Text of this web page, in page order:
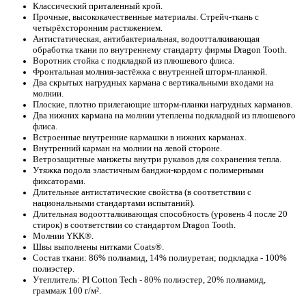
Классический приталенный крой.
Прочные, высококачественные материалы. Стрейч-ткань с
четырёхсторонним растяжением.
Антистатическая, антибактериальная, водоотталкивающая
обработка ткани по внутреннему стандарту фирмы Dragon Tooth.
Воротник стойка с подкладкой из плюшевого флиса.
Фронтальная молния-застёжка с внутренней шторм-планкой.
Два скрытых нагрудных кармана с вертикальными входами на
молнии.
Плоские, плотно прилегающие шторм-планки нагрудных карманов.
Два нижних кармана на молнии утеплены подкладкой из плюшевого
флиса.
Встроенные внутренние кармашки в нижних карманах.
Внутренний карман на молнии на левой стороне.
Ветрозащитные манжеты внутри рукавов для сохранения тепла.
Утяжка подола эластичным банджи-кордом с полимерными
фиксаторами.
Длительные антистатические свойства (в соответствии с
национальными стандартами испытаний).
Длительная водоотталкивающая способность (уровень 4 после 20
стирок) в соответствии со стандартом Dragon Tooth.
Молнии YKK®.
Швы выполнены нитками Coats®.
Состав ткани: 86% полиамид, 14% полиуретан; подкладка - 100%
полиэстер.
Утеплитель: PI Cotton Tech - 80% полиэстер, 20% полиамид,
граммаж 100 г/м².